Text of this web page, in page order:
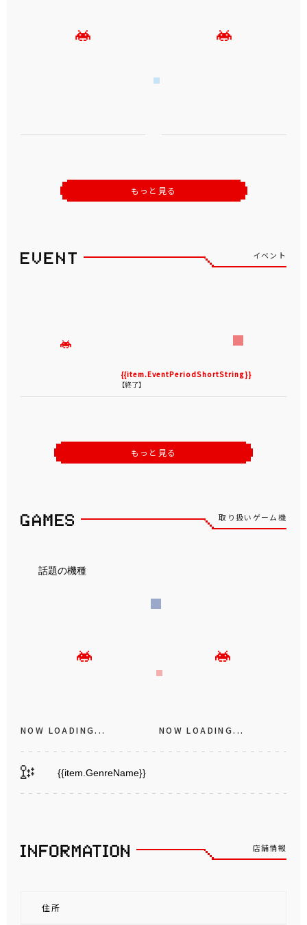
もっと見る
イベント
{{item.EventPeriodShortString}}
【終了】
もっと見る
取り扱いゲーム機
話題の機種
NOW LOADING... NOW LOADING...
{{item.GenreName}}
店舗情報
住所